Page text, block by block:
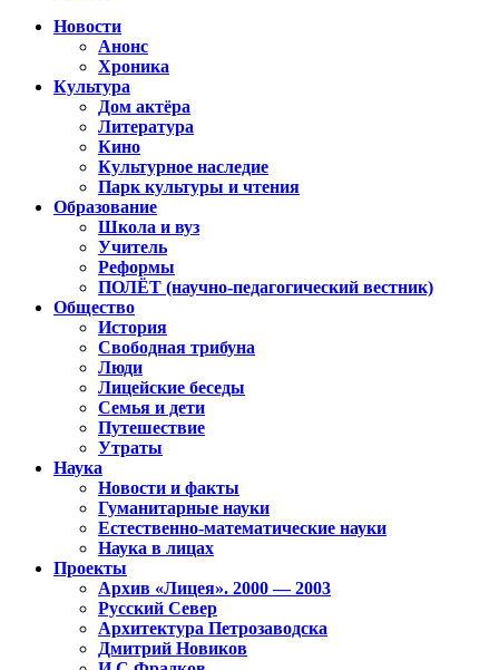
Новости
Анонс
Хроника
Культура
Дом актёра
Литература
Кино
Культурное наследие
Парк культуры и чтения
Образование
Школа и вуз
Учитель
Реформы
ПОЛЁТ (научно-педагогический вестник)
Общество
История
Свободная трибуна
Люди
Лицейские беседы
Семья и дети
Путешествие
Утраты
Наука
Новости и факты
Гуманитарные науки
Естественно-математические науки
Наука в лицах
Проекты
Архив «Лицея». 2000 — 2003
Русский Север
Архитектура Петрозаводска
Дмитрий Новиков